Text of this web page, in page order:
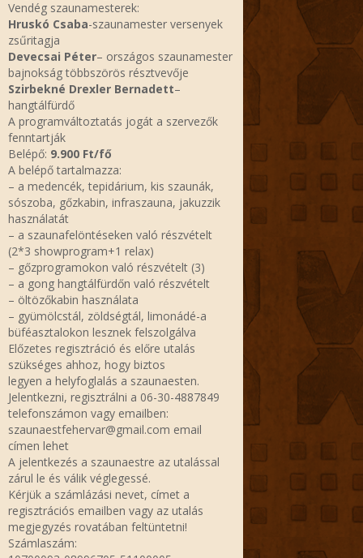
Vendég szaunamesterek:
Hruskó Csaba-szaunamester versenyek
zsűritagja
Devecsai Péter– országos szaunamester
bajnokság többszörös résztvevője
Szirbekné Drexler Bernadett–
hangtálfürdő
A programváltoztatás jogát a szervezők
fenntartják
Belépő: 9.900 Ft/fő
A belépő tartalmazza:
– a medencék, tepidárium, kis szaunák,
sószoba, gőzkabin, infraszauna, jakuzzik
használatát
– a szaunafelöntéseken való részvételt
(2*3 showprogram+1 relax)
– gőzprogramokon való részvételt (3)
– a gong hangtálfürdőn való részvételt
– öltözőkabin használata
– gyümölcstál, zöldségtál, limonádé-a
büféasztalokon lesznek felszolgálva
Előzetes regisztráció és előre utalás
szükséges ahhoz, hogy biztos
legyen a helyfoglalás a szaunaesten.
Jelentkezni, regisztrálni a 06-30-4887849
telefonszámon vagy emailben:
szaunaestfehervar@gmail.com email
címen lehet
A jelentkezés a szaunaestre az utalással
zárul le és válik véglegessé.
Kérjük a számlázási nevet, címet a
regisztrációs emailben vagy az utalás
megjegyzés rovatában feltüntetni!
Számlaszám: